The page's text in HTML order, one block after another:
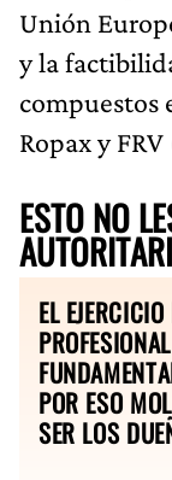
Unión
y la
compuestos
Ropax y
ESTO NO
EL
POR ESO
SER LOS